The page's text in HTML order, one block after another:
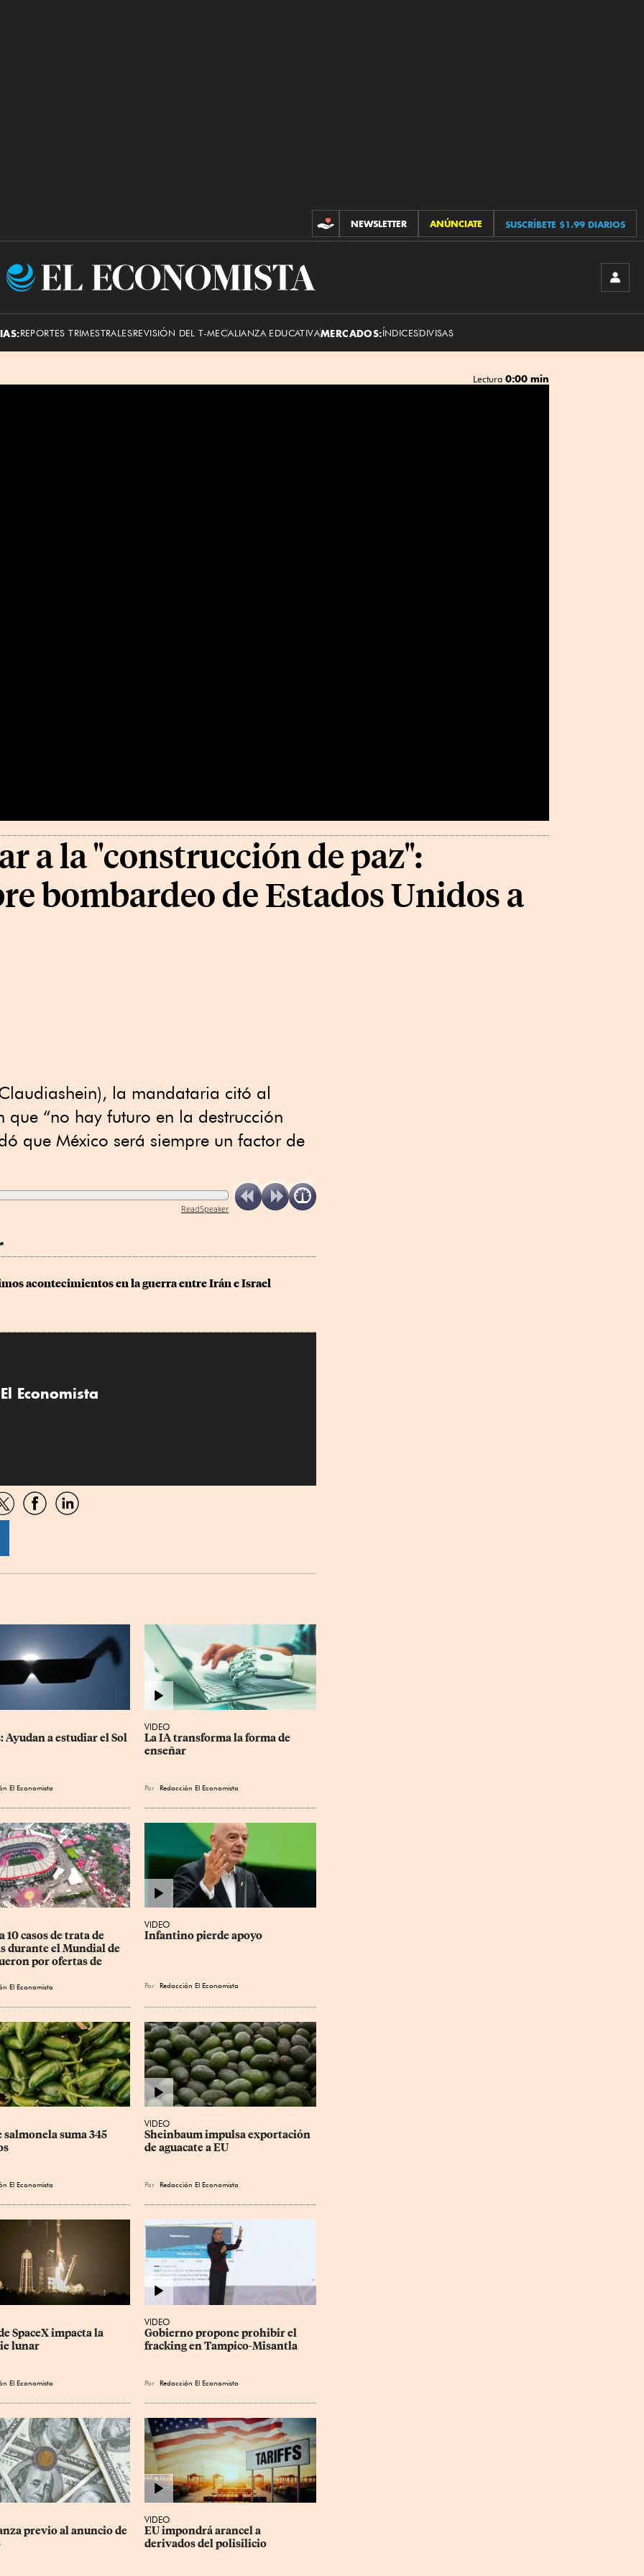
CONTRIBUCIONES
NEWSLETTER ANÚNCIATE SUSCRÍBETE $1.99 DIARIOS
El
REPORTES TRIMESTRALESREVISIÓN DEL T-MECALIANZA EDUCATIVAMERCADOS:ÍNDICESDIVISAS
Lectura 0:00 min
a la "construcción de paz":
bombardeo de Estados Unidos a
la mandataria citó al
“no hay futuro en la destrucción
que México será siempre un factor de
ReadSpeaker
acontecimientos en la guerra entre Irán e Israel
Economista
Compartir
por
CompartirCompartir
Ayudan a estudiar el Sol
El Economista
VIDEO
La IA transforma la forma de
enseñar
Por Redacción El Economista
10 casos de trata de
durante el Mundial de
por ofertas de
El Economista
VIDEO
Infantino pierde apoyo
Por Redacción El Economista
salmonela suma 345
El Economista
VIDEO
Sheinbaum impulsa exportación
de aguacate a EU
Por Redacción El Economista
SpaceX impacta la
lunar
El Economista
VIDEO
Gobierno propone prohibir el
fracking en Tampico-Misantla
Por Redacción El Economista
previo al anuncio de
VIDEO
EU impondrá arancel a
derivados del polisilicio